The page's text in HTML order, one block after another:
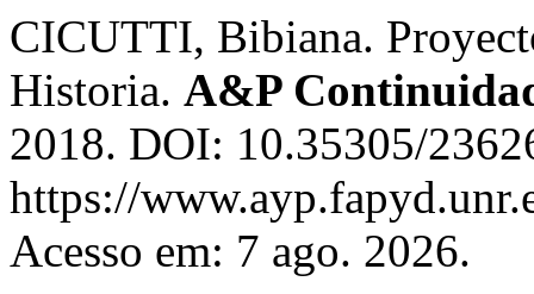
CICUTTI, Bibiana.
Historia. A&P
2018. DOI: 10.35305/
https://
Acesso em: 7 ago. 2026.